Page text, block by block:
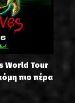
World Tour
πιο πέρα